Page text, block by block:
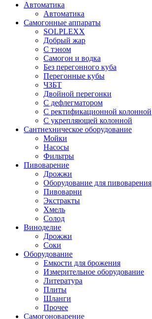
Автоматика
Автоматика
Самогонные аппараты
SOLPLEXX
Добрый жар
С тэном
Самогон и водка
Без перегонного куба
Перегонные кубы
ЧЗБТ
Двойной перегонки
С дефлегматором
С ректификационной колонной
С укрепляющей колонной
Сантнехническое оборудование
Мойки
Насосы
Фильтры
Пивоварение
Дрожжи
Оборудование для пивоварения
Пивоварни
Экстракты
Хмель
Солод
Виноделие
Дрожжи
Соки
Оборудование
Емкости для брожения
Измерительное оборудование
Литература
Плиты
Шланги
Прочее
Самогоноварение